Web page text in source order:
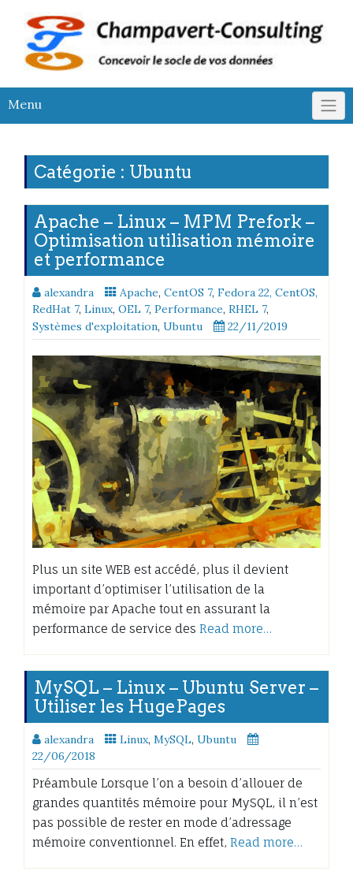
content
Menu
Catégorie : Ubuntu
Apache – Linux – MPM Prefork –
Optimisation utilisation mémoire
et performance
alexandra Apache, CentOS 7, Fedora 22, CentOS,
RedHat 7, Linux, OEL 7, Performance, RHEL 7,
Systèmes d'exploitation, Ubuntu 22/11/2019
Plus un site WEB est accédé, plus il devient
important d’optimiser l’utilisation de la
mémoire par Apache tout en assurant la
performance de service des Read more…
MySQL – Linux – Ubuntu Server –
Utiliser les HugePages
alexandra Linux, MySQL, Ubuntu
22/06/2018
Préambule Lorsque l’on a besoin d’allouer de
grandes quantités mémoire pour MySQL, il n’est
pas possible de rester en mode d’adressage
mémoire conventionnel. En effet, Read more…